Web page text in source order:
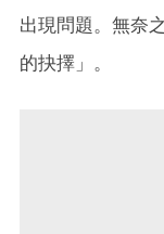
出現問題。無奈
的抉擇」。